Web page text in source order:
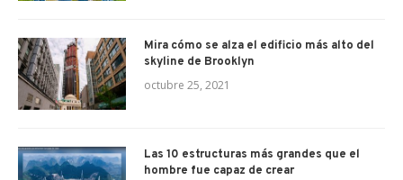
Mira cómo se alza el edificio más alto del
skyline de Brooklyn
octubre 25, 2021
Las 10 estructuras más grandes que el
hombre fue capaz de crear